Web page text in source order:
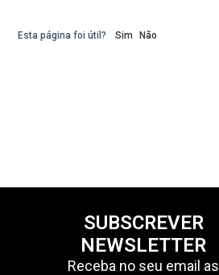
Esta página foi útil? Sim Não
SUBSCREVER
NEWSLETTER
Receba no seu email as